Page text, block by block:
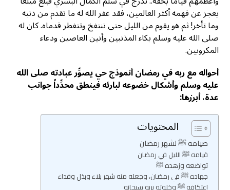
يعجز عن فهمه أكثر العالمين، فقد غفر الله له ما تقدم من ذنبه
وما تأخر! ثم هو يقوم من الليل حتى تنتفخ وتتفطر قدماه. كان له
صلى الله عليه وسلم بكاء المذنبين وأنين العاصين ودعاء
المكروبين.
أحواله مع ربه في رمضان أنموذج حي يصوِّر عبادته صلى الله
عليه وسلم وأشكال خضوعه لبارئه فينطق محدِّداً جوانب
عدة، أبرزها:
المحتويات
صيامه ﷺ لشهر رمضان
قيامه ﷺ الليل في رمضان
تواضعه وزهده ﷺ
جهاده ﷺ في رمضان، وجعله منه شهر بلاء وبذل وفداء
اعتكافه ﷺ وخلوته بربه سبحانه